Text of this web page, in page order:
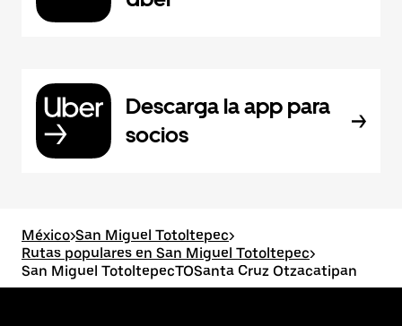
Descarga la app para
socios
México>San Miguel Totoltepec>
Rutas populares en San Miguel Totoltepec>
San Miguel TotoltepecTOSanta Cruz Otzacatipan